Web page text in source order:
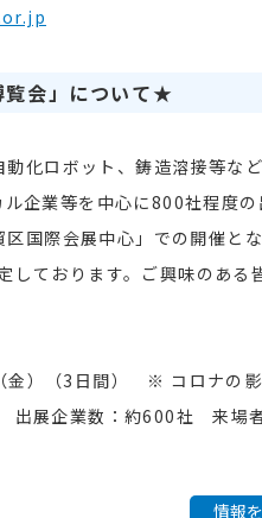
覧会」について★
化ロボット、鋳造溶接等な
企業等を中心に800社程度
国際会展中心」での開催と
ております。ご興味のある
金）（3日間） ※ コロナの
出展企業数：約600社 来場
情報